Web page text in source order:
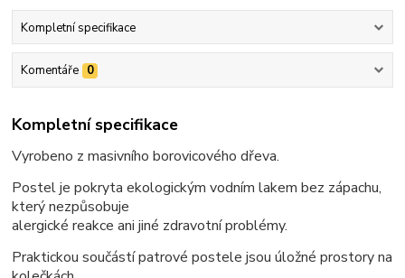
Kompletní specifikace
Komentáře 0
Kompletní specifikace
Vyrobeno z masivního borovicového dřeva.
Postel je pokryta ekologickým vodním lakem bez zápachu,
který nezpůsobuje
alergické reakce ani jiné zdravotní problémy.
Praktickou součástí patrové postele jsou úložné prostory na